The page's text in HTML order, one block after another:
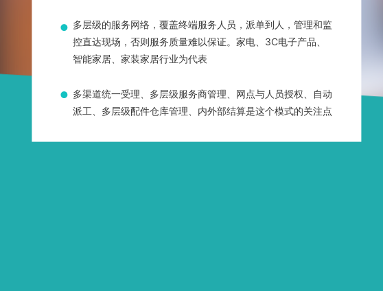
多层级的服务网络，覆盖终端服务人员，派单到人，管理和监
控直达现场，否则服务质量难以保证。家电、3C电子产品、
智能家居、家装家居行业为代表
多渠道统一受理、多层级服务商管理、网点与人员授权、自动
派工、多层级配件仓库管理、内外部结算是这个模式的关注点